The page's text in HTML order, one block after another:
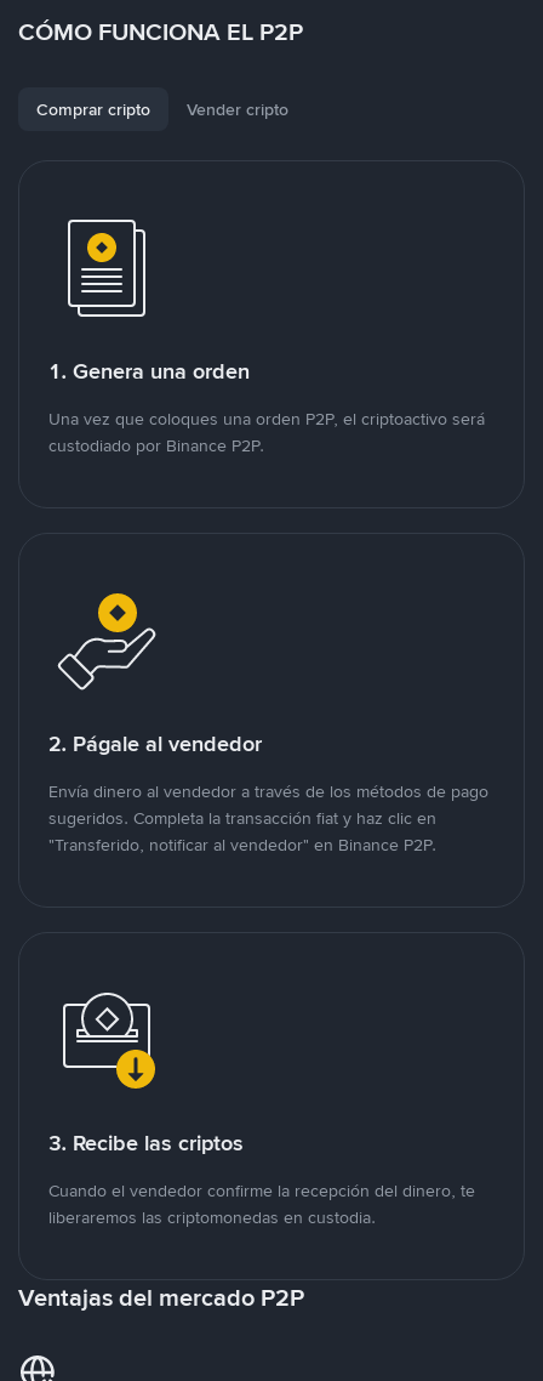
CÓMO FUNCIONA EL P2P
Comprar cripto Vender cripto
1. Genera una orden
Una vez que coloques una orden P2P, el criptoactivo será
custodiado por Binance P2P.
2. Págale al vendedor
Envía dinero al vendedor a través de los métodos de pago
sugeridos. Completa la transacción fiat y haz clic en
"Transferido, notificar al vendedor" en Binance P2P.
3. Recibe las criptos
Cuando el vendedor confirme la recepción del dinero, te
liberaremos las criptomonedas en custodia.
Ventajas del mercado P2P